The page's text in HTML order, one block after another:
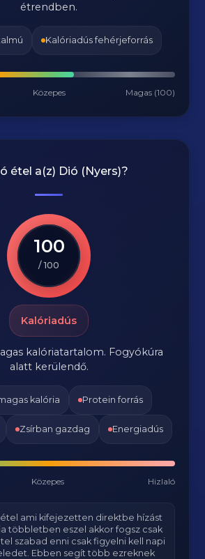
étrendben.
Kalóriadús fehérjeforrás
Közepes Magas (100)
étel a(z) Dió (Nyers)?
100
/ 100
Kalóriadús
kalóriatartalom. Fogyókúra
alatt kerülendő.
kalória Protein forrás
Zsírban gazdag Energiadús
Közepes Hizlaló
ami kifejezetten direktbe hízást
többletben eszel akkor fogsz csak
szabad enni csak figyelni kell napi
Ebben segít több ezreknek